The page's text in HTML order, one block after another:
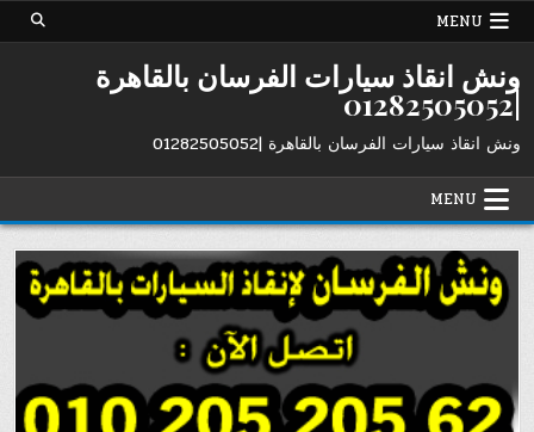
Skip
MENU
ونش انقاذ سيارات الفرسان بالقاهرة
|01282505052
ونش انقاذ سيارات الفرسان بالقاهرة |01282505052
MENU